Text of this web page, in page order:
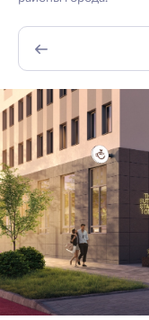
Согласен
Нажимая кнопку
персональных данных.